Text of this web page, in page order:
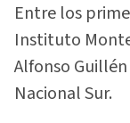
Entre los
Instituto
Alfonso
Nacional Sur.